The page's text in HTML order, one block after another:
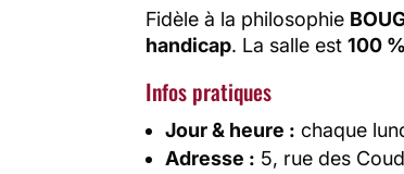
Fidèle à la philosophie
handicap. La salle est100
Infos pratiques
Jour & heure : chaque
Adresse : 5, rue des